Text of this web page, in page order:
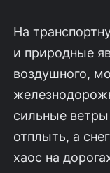
На
и природные
воздушного,
сильные
отплыть, а
хаос на